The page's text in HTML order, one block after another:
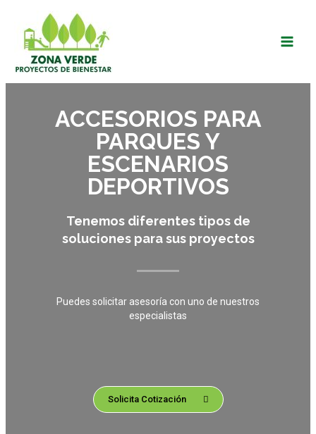
contenido
ACCESORIOS PARA
PARQUES Y
ESCENARIOS
DEPORTIVOS
Tenemos diferentes tipos de
soluciones para sus proyectos
Puedes solicitar asesoría con uno de nuestros
especialistas
Solicita Cotización